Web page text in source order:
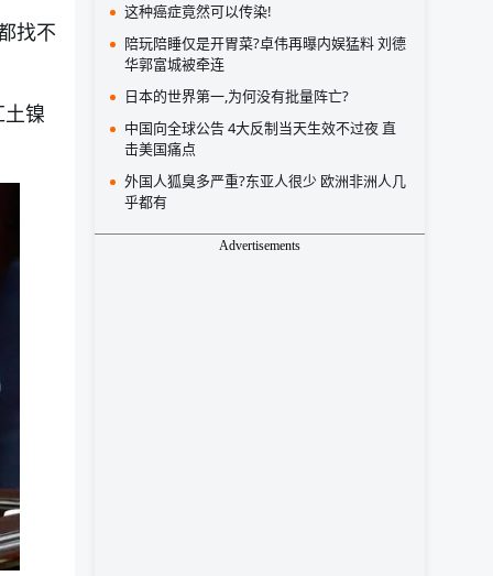
找不
镍
这种癌症竟然可以传染!
陪玩陪睡仅是开胃菜?卓伟再曝内娱猛料 刘德
华郭富城被牵连
日本的世界第一,为何没有批量阵亡?
中国向全球公告 4大反制当天生效不过夜 直
击美国痛点
外国人狐臭多严重?东亚人很少 欧洲非洲人几
乎都有
Advertisements